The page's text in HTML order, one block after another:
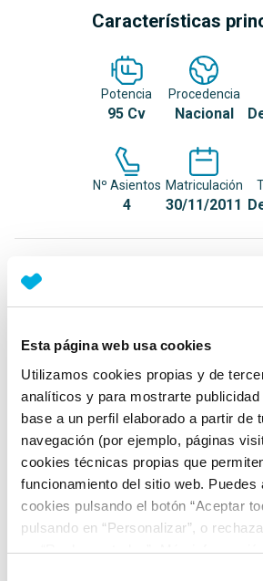
Esta página web usa cookies
Utilizamos cookies propias y de
analíticos y para mostrarte publicidad
base a un perfil elaborado a partir de
navegación (por ejemplo, páginas
cookies técnicas propias que
funcionamiento del sitio web. Puedes
cookies pulsando el botón “Aceptar
pulsando en “Personalizar”, o
en “Rechazar todas”. Más
Características
Potencia
95 Cv
Procedencia
Nacional
Nº Asientos
4
Matriculación
30/11/2011
Detalles destacados
Diferencial electrónico Q2
Aire acondicionado
Sensor de temperatura exterior
+ Ver todos
Ficha técnica
Exterior